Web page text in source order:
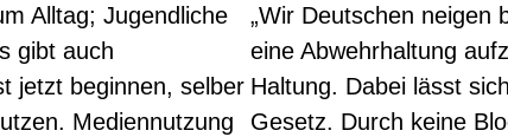
Alltag; Jugendliche
gibt auch
jetzt beginnen, selber
Mediennutzung
„Wir Deutschen neigen
eine Abwehrhaltung
Haltung. Dabei lässt
Gesetz. Durch keine